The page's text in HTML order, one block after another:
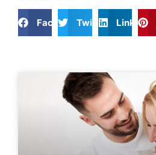
FacebookTwitter LinkedIn